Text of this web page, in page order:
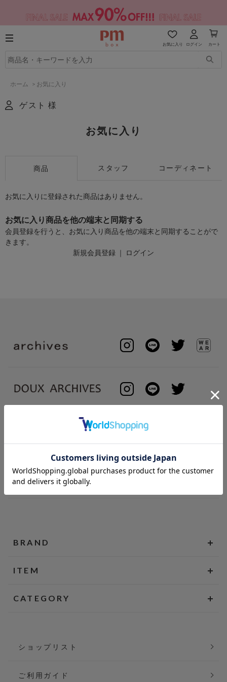
お気に入り ログイン カート
ホーム > お気に入り
ゲスト 様
お気に入り
商品 スタッフ コーディネート
お気に入りに登録された商品はありません。
お気に入り商品を他の端末と同期する
会員登録を行うと、お気に入り商品を他の端末と同期することがで
きます。
新規会員登録 ｜ ログイン
BRAND
ITEM
CATEGORY
ショップリスト
ご利用ガイド